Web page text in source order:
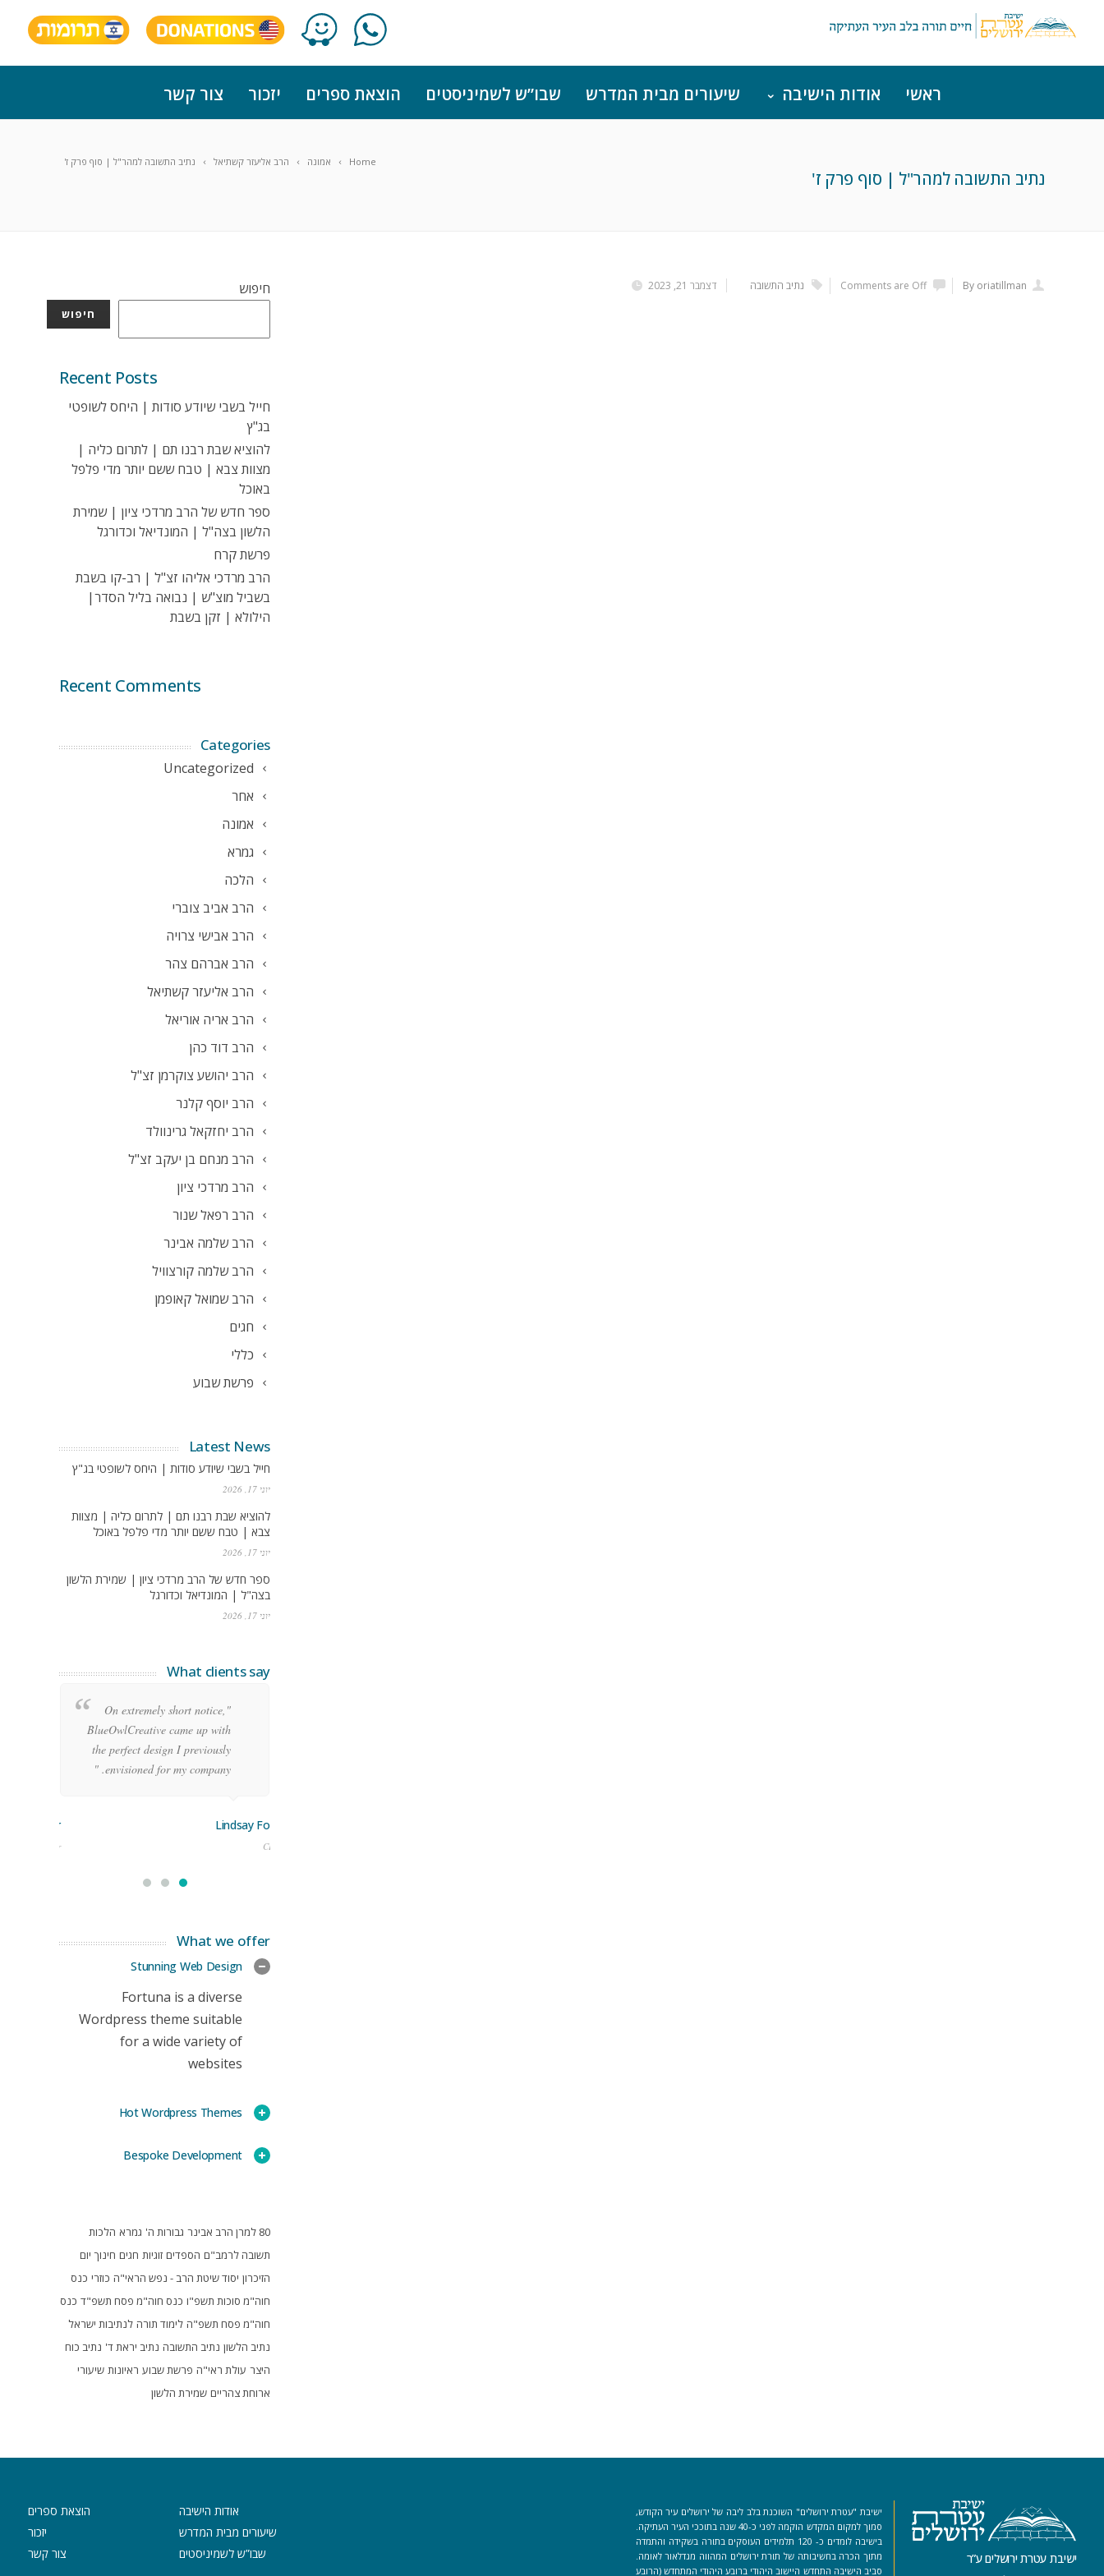
ראשי אודות הישיבה שיעורים מבית המדרש שבו”ש לשמיניסטים הוצאת ספרים יזכור צור קשר
Home אמונה הרב אליעזר קשתיאל נתיב התשובה למהר"ל | סוף פרק ז'
נתיב התשובה למהר"ל | סוף פרק ז'
דצמבר 21, 2023 By oriatillman
Comments are Off נתיב התשובה חיפוש
חיפוש
Recent Posts
חייל בשבי שיודע סודות | היחס לשופטי
בג"ץ
להוציא שבת רבנו תם | לתרום כליה |
מצוות צבא | טבח ששם יותר מדי פלפל
באוכל
ספר חדש של הרב מרדכי ציון | שמירת
הלשון בצה"ל | המונדיאל וכדורגל
פרשת קרח
הרב מרדכי אליהו זצ"ל | רב-קו בשבת
בשביל מוצ"ש | נבואה בליל הסדר|
הילולא | זקן בשבת
Recent Comments
Categories
Uncategorized
אחר
אמונה
גמרא
הלכה
הרב אביב צוברי
הרב אבישי צרויה
הרב אברהם צהר
הרב אליעזר קשתיאל
הרב אריה אוריאל
הרב דוד כהן
הרב יהושע צוקרמן זצ"ל
הרב יוסף קלנר
הרב יחזקאל גרינוולד
הרב מנחם בן יעקב זצ"ל
הרב מרדכי ציון
הרב רפאל שנור
הרב שלמה אבינר
הרב שלמה קורצוויל
הרב שמואל קאופמן
חגים
כללי
פרשת שבוע
Latest News
חייל בשבי שיודע סודות | היחס לשופטי בג"ץ
יוני 17, 2026
להוציא שבת רבנו תם | לתרום כליה | מצוות
צבא | טבח ששם יותר מדי פלפל באוכל
יוני 17, 2026
ספר חדש של הרב מרדכי ציון | שמירת הלשון
בצה"ל | המונדיאל וכדורגל
יוני 17, 2026
What clients say
"On extremely short notice,
BlueOwlCreative came up with
the perfect design I previously
envisioned for my company. "
Lindsay Ford
CEO
Stoner
Manager
What we offer
Stunning Web Design
Fortuna is a diverse
Wordpress theme suitable
for a wide variety of
websites
Hot Wordpress Themes
Bespoke Development
80 למרן הרב אבינר גבורות ה' גמרא הלכות
תשובה לרמב"ם הספדים זוגיות חגים חינוך יום
הזיכרון יסוד שיטת הרב - נפש הראי"ה כוזרי כנס
חוה"מ סוכות תשפ"ו כנס חוה"מ פסח תשפ"ד כנס
חוה"מ פסח תשפ"ה לימוד תורה לנתיבות ישראל
נתיב הלשון נתיב התשובה נתיב יראת ד' נתיב כוח
היצר עולת ראי"ה פרשת שבוע ראיונות שיעורי
ארוחת צהריים שמירת הלשון
ישיבת עטרת ירושלים ע”ר
ישיבת "עטרת ירושלים" השוכנת בלב ליבה של ירושלים עיר הקודש,
סמוך למקום המקדש הוקמה לפני כ-40 שנה בתוככי העיר העתיקה.
בישיבה לומדים כ- 120 תלמידים העוסקים בתורה בשקידה והתמדה
מתוך הכרה בחשיבותה של תורת ירושלים המהווה מגדלאור לאומה.
סביב הישיבה התחדש היישוב היהודי ברובע היהודי המתחדש (הרובע
אודות הישיבה
שיעורים מבית המדרש
שבו”ש לשמיניסטים
הוצאת ספרים
יזכור
צור קשר